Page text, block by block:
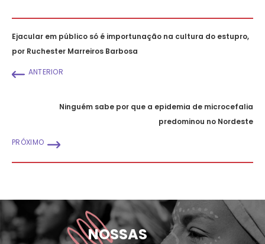
Ejacular em público só é importunação na cultura do estupro,
por Ruchester Marreiros Barbosa
ANTERIOR
Ninguém sabe por que a epidemia de microcefalia
predominou no Nordeste
PRÓXIMO
NOSSAS